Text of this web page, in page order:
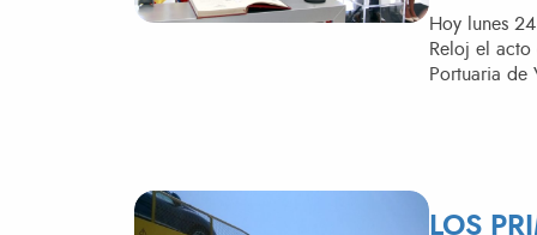
​Hoy lunes
Reloj el
Portuaria de
LOS